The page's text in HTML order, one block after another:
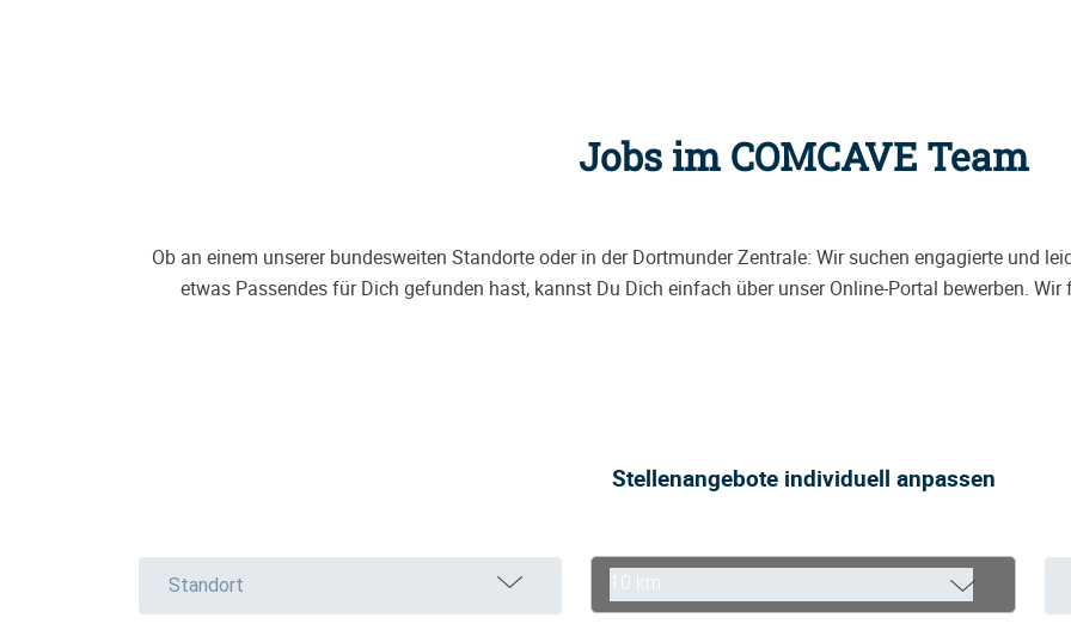
Jobs im COMCAVE Team
Ob an einem unserer bundesweiten Standorte oder in der Dortmunder Zentrale: Wir suchen engagierte und
etwas Passendes für Dich gefunden hast, kannst Du Dich einfach über unser Online-Portal bewerben.
Stellenangebote individuell anpassen
Standort 10 km